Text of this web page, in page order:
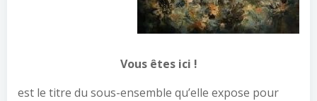
Vous êtes ici !
est le titre du sous-ensemble qu’elle expose pour